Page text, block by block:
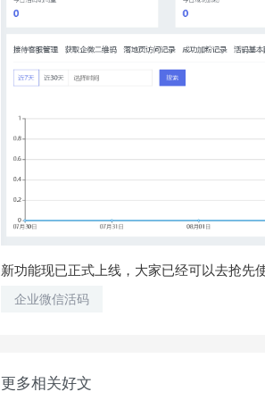
新功能现已正式上线，大家已经可以去抢先
企业微信活码
更多相关好文